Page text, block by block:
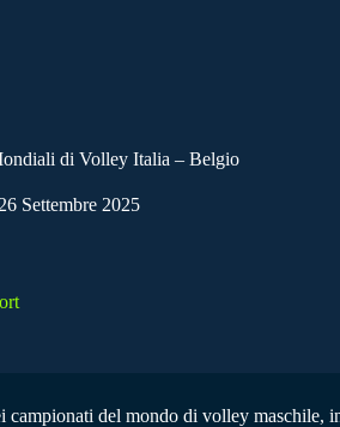
di Volley Italia – Belgio
26 Settembre 2025
campionati del mondo di volley maschile,